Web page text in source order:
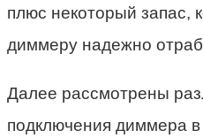
плюс некоторый запас,
диммеру надежно
Далее рассмотрены
подключения диммера